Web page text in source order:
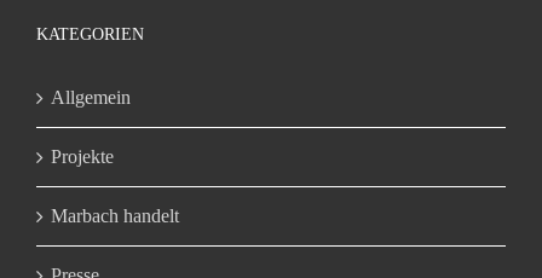
KATEGORIEN
Allgemein
Projekte
Marbach handelt